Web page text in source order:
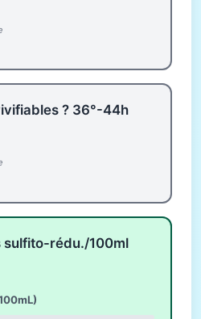
? 36°-44h
sulfito-rédu./100ml